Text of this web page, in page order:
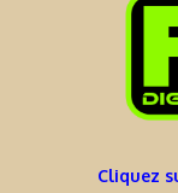
Cliquez